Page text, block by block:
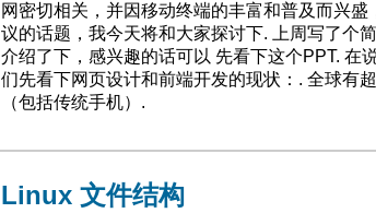
网密切相关，并因移动终端的丰富和普及而兴盛
议的话题，我今天将和大家探讨下. 上周写了个
介绍了下，感兴趣的话可以 先看下这个PPT. 在
们先看下网页设计和前端开发的现状：. 全球有
（包括传统手机）.
Linux 文件结构